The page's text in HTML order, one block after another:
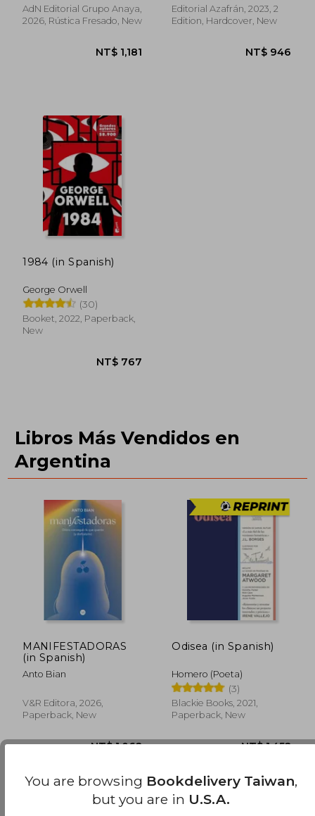
NT$ 1,065
AdN Editorial Grupo Anaya,
2026, Rústica Fresado, New
NT$ 1,181
Editorial Azafrán, 2023, 2
Edition, Hardcover, New
1984 (in Spanish)
George Orwell
(30)
Booket, 2022, Paperback,
New
Libros Más Vendidos en
Argentina
MANIFESTADORAS
(in Spanish)
Anto Bian
V&r Editora, 2026,
Paperback, New
Odisea (in Spanish)
Homero (Poeta)
(3)
Blackie Books, 2021,
Paperback, New
You are browsing Bookdelivery Taiwan,
but you are in U.S.A.